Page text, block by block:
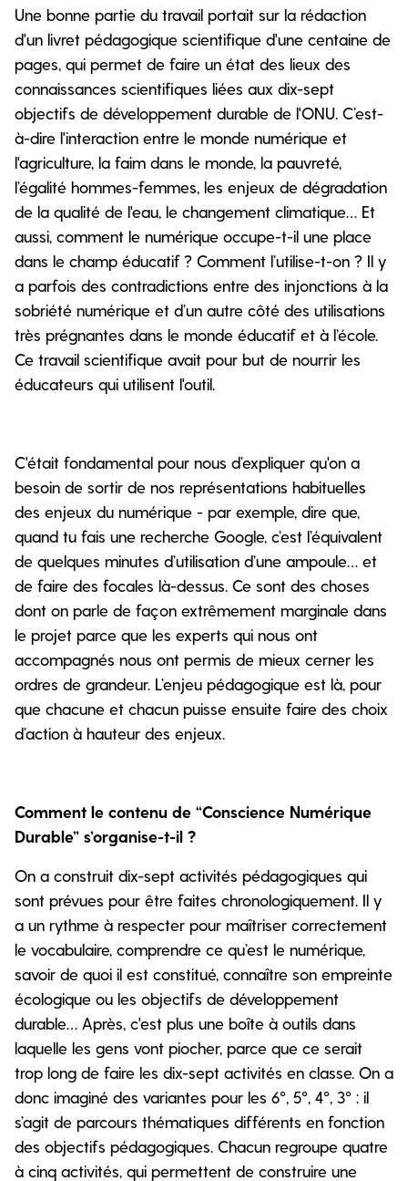
Une bonne partie du travail portait sur la rédaction
d'un livret pédagogique scientifique d'une centaine de
pages, qui permet de faire un état des lieux des
connaissances scientifiques liées aux dix-sept
objectifs de développement durable de l'ONU. C’est-
à-dire l'interaction entre le monde numérique et
l'agriculture, la faim dans le monde, la pauvreté,
l’égalité hommes-femmes, les enjeux de dégradation
de la qualité de l'eau, le changement climatique… Et
aussi, comment le numérique occupe-t-il une place
dans le champ éducatif ? Comment l’utilise-t-on ? Il y
a parfois des contradictions entre des injonctions à la
sobriété numérique et d’un autre côté des utilisations
très prégnantes dans le monde éducatif et à l’école.
Ce travail scientifique avait pour but de nourrir les
éducateurs qui utilisent l'outil.
C'était fondamental pour nous d’expliquer qu'on a
besoin de sortir de nos représentations habituelles
des enjeux du numérique - par exemple, dire que,
quand tu fais une recherche Google, c’est l’équivalent
de quelques minutes d’utilisation d’une ampoule… et
de faire des focales là-dessus. Ce sont des choses
dont on parle de façon extrêmement marginale dans
le projet parce que les experts qui nous ont
accompagnés nous ont permis de mieux cerner les
ordres de grandeur. L’enjeu pédagogique est là, pour
que chacune et chacun puisse ensuite faire des choix
d’action à hauteur des enjeux.
Comment le contenu de “Conscience Numérique
Durable” s’organise-t-il ?
On a construit dix-sept activités pédagogiques qui
sont prévues pour être faites chronologiquement. Il y
a un rythme à respecter pour maîtriser correctement
le vocabulaire, comprendre ce qu’est le numérique,
savoir de quoi il est constitué, connaître son empreinte
écologique ou les objectifs de développement
durable… Après, c'est plus une boîte à outils dans
laquelle les gens vont piocher, parce que ce serait
trop long de faire les dix-sept activités en classe. On a
donc imaginé des variantes pour les 6°, 5°, 4°, 3° : il
s’agit de parcours thématiques différents en fonction
des objectifs pédagogiques. Chacun regroupe quatre
à cinq activités, qui permettent de construire une